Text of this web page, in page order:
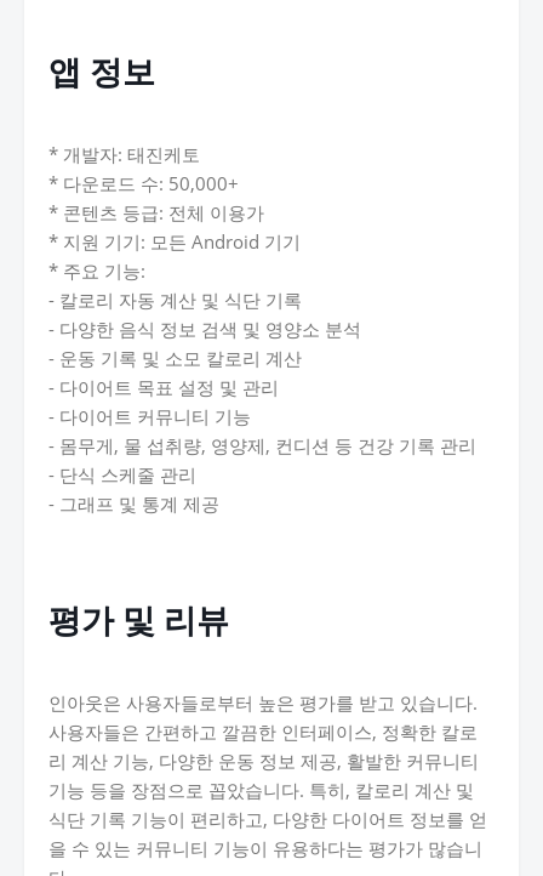
앱 정보
* 개발자: 태진케토
* 다운로드 수: 50,000+
* 콘텐츠 등급: 전체 이용가
* 지원 기기: 모든 Android 기기
* 주요 기능:
- 칼로리 자동 계산 및 식단 기록
- 다양한 음식 정보 검색 및 영양소 분석
- 운동 기록 및 소모 칼로리 계산
- 다이어트 목표 설정 및 관리
- 다이어트 커뮤니티 기능
- 몸무게, 물 섭취량, 영양제, 컨디션 등 건강 기록 관리
- 단식 스케줄 관리
- 그래프 및 통계 제공
평가 및 리뷰
인아웃은 사용자들로부터 높은 평가를 받고 있습니다.
사용자들은 간편하고 깔끔한 인터페이스, 정확한 칼로
리 계산 기능, 다양한 운동 정보 제공, 활발한 커뮤니티
기능 등을 장점으로 꼽았습니다. 특히, 칼로리 계산 및
식단 기록 기능이 편리하고, 다양한 다이어트 정보를 얻
을 수 있는 커뮤니티 기능이 유용하다는 평가가 많습니